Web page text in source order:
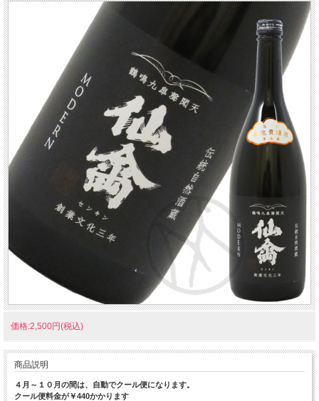
価格:2,500円(税込)
商品説明
４月～１０月の間は、自動でクール便になります。
クール便料金が￥440かかります